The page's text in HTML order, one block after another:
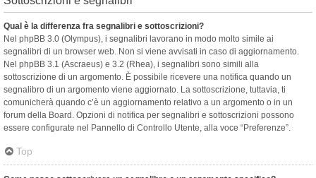
Qual è la differenza fra segnalibri e sottoscrizioni?
Nel phpBB 3.0 (Olympus), i segnalibri lavorano in modo molto simile ai
segnalibri di un browser web. Non si viene avvisati in caso di aggiornamento.
Nel phpBB 3.1 (Ascraeus) e 3.2 (Rhea), i segnalibri sono simili alla
sottoscrizione di un argomento. È possibile ricevere una notifica quando un
segnalibro di un argomento viene aggiornato. La sottoscrizione, tuttavia, ti
comunicherà quando c’è un aggiornamento relativo a un argomento o in un
forum della Board. Opzioni di notifica per segnalibri e sottoscrizioni possono
essere configurate nel Pannello di Controllo Utente, alla voce “Preferenze”.
Top